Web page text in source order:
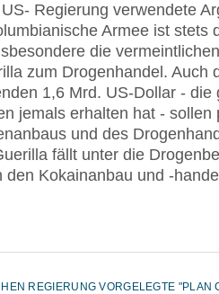
Regierung verwendete
Armee ist stets
die vermeintlichen
zum Drogenhandel. Auch
1,6 Mrd. US-Dollar - die
jemals erhalten hat - sollen
und des
fällt unter die
den Kokainanbau und -
REGIERUNG VORGELEGTE "PLAN